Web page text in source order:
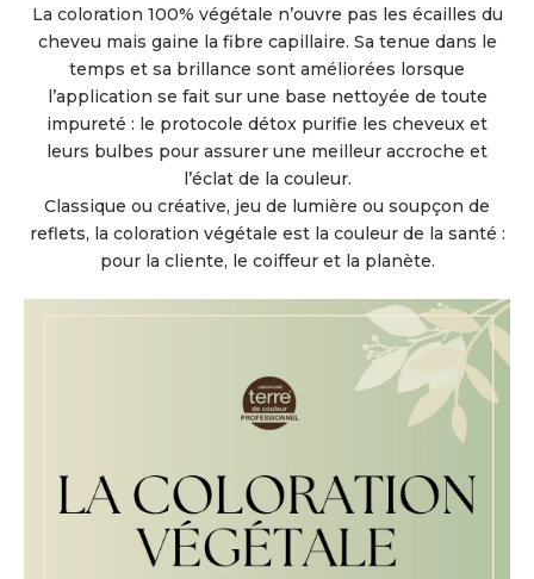
La coloration 100% végétale n’ouvre pas les écailles du
cheveu mais gaine la fibre capillaire. Sa tenue dans le
temps et sa brillance sont améliorées lorsque
l’application se fait sur une base nettoyée de toute
impureté : le protocole détox purifie les cheveux et
leurs bulbes pour assurer une meilleur accroche et
l’éclat de la couleur.
Classique ou créative, jeu de lumière ou soupçon de
reflets, la coloration végétale est la couleur de la santé :
pour la cliente, le coiffeur et la planète.